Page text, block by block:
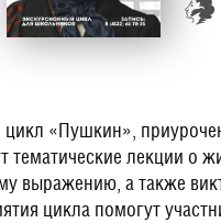
«Пушкин»,
тематические лекции о
выражению, а также
цикла помогут